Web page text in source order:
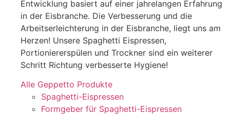
Entwicklung basiert auf einer jahrelangen Erfahrung
in der Eisbranche. Die Verbesserung und die
Arbeitserleichterung in der Eisbranche, liegt uns am
Herzen! Unsere Spaghetti Eispressen,
Portioniererspülen und Trockner sind ein weiterer
Schritt Richtung verbesserte Hygiene!
Alle Geppetto Produkte
Spaghetti-Eispressen
Formgeber für Spaghetti-Eispressen